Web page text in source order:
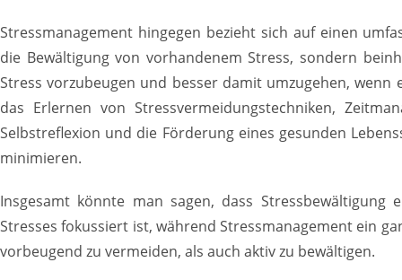
Stressmanagement hingegen bezieht sich auf einen
die Bewältigung von vorhandenem Stress, sondern
Stress vorzubeugen und besser damit umzugehen,
das Erlernen von Stressvermeidungstechniken,
Selbstreflexion und die Förderung eines gesunden
minimieren.
Insgesamt könnte man sagen, dass Stressbewältigung
Stresses fokussiert ist, während Stressmanagement ein
vorbeugend zu vermeiden, als auch aktiv zu bewältigen.